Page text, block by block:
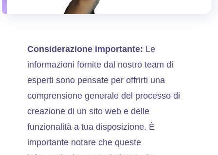
Considerazione importante: Le
informazioni fornite dal nostro team di
esperti sono pensate per offrirti una
comprensione generale del processo di
creazione di un sito web e delle
funzionalità a tua disposizione. È
importante notare che queste